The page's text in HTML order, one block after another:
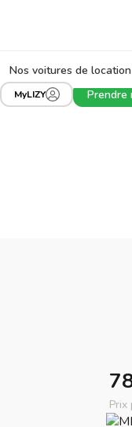
Nos voitures de location
MyLIZY Prendre
Prix